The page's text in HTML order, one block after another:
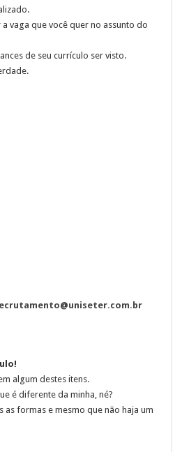
vaga que você quer no assunto do
de seu currículo ser visto.
algum destes itens.
é diferente da minha, né?
as formas e mesmo que não haja um